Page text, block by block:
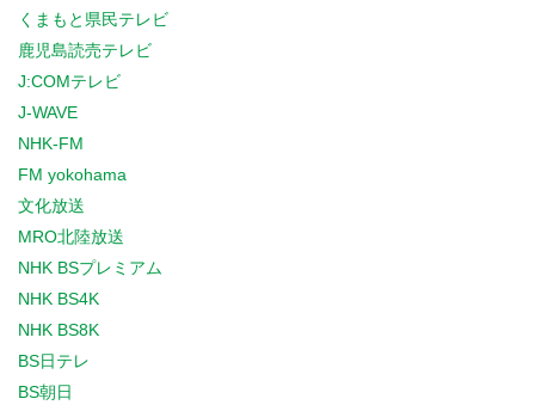
くまもと県民テレビ
鹿児島読売テレビ
J:COMテレビ
J-WAVE
NHK-FM
FM yokohama
文化放送
MRO北陸放送
NHK BSプレミアム
NHK BS4K
NHK BS8K
BS日テレ
BS朝日